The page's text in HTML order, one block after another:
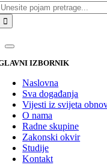
IZBORNIK
Naslovna
Sva događanja
Vijesti iz svijeta
O nama
Radne skupine
Zakonski okvir
Studije
Kontakt